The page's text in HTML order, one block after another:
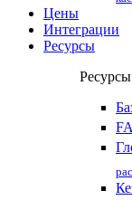
Цены
Интеграции
Ресурсы
Ресурсы